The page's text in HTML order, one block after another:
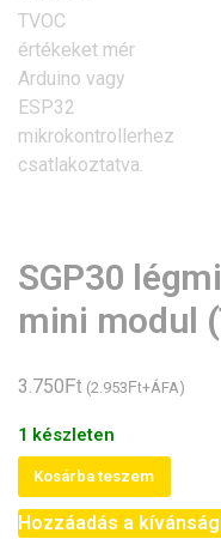
SGP30
mini modul
3.750Ft (2.953Ft+ÁFA)
1 készleten
SGP30
légminőség-
érzékelő
Kosárba teszem
Hozzáadás a